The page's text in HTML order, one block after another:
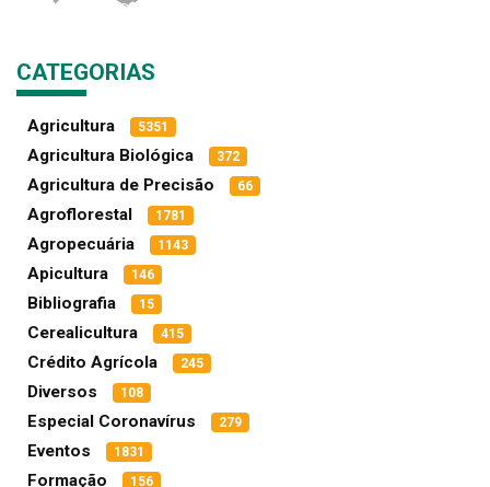
CATEGORIAS
Agricultura 5351
Agricultura Biológica 372
Agricultura de Precisão 66
Agroflorestal 1781
Agropecuária 1143
Apicultura 146
Bibliografia 15
Cerealicultura 415
Crédito Agrícola 245
Diversos 108
Especial Coronavírus 279
Eventos 1831
Formação 156